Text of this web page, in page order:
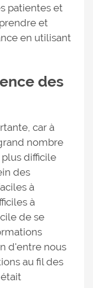
patientes et
et
en utilisant
des
car à
nombre
difficile
des
à
à
de se
d'entre nous
au fil des